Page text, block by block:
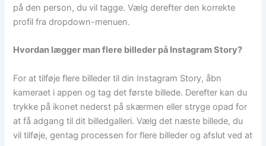
på den person, du vil tagge. Vælg derefter den korrekte
profil fra dropdown-menuen.
Hvordan lægger man flere billeder på Instagram Story?
For at tilføje flere billeder til din Instagram Story, åbn
kameraet i appen og tag det første billede. Derefter kan du
trykke på ikonet nederst på skærmen eller stryge opad for
at få adgang til dit billedgalleri. Vælg det næste billede, du
vil tilføje, gentag processen for flere billeder og afslut ved at